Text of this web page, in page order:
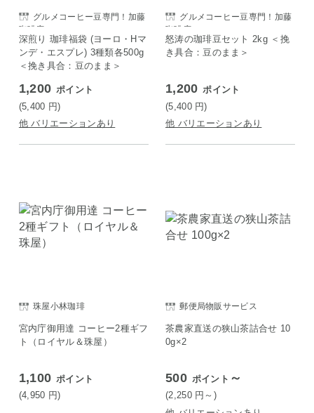
グルメコーヒー豆専門！加藤
珈琲店
深煎り 珈琲福袋 (ヨーロ・Hマ
ンデ・エスプレ) 3種類各500g
＜挽き具合：豆のまま＞
1,200 ポイント
(5,400 円)
他 バリエーションあり
グルメコーヒー豆専門！加藤
珈琲店
怒涛の珈琲豆セット 2kg ＜挽
き具合：豆のまま＞
1,200 ポイント
(5,400 円)
他 バリエーションあり
珠屋小林珈琲
宮内庁御用達 コーヒー2種ギフ
ト（ロイヤル＆珠屋）
1,100 ポイント
(4,950 円)
郵便局物販サービス
茶農家直送の狭山茶詰合せ 10
0g×2
500 ポイント ～
(2,250 円 ～)